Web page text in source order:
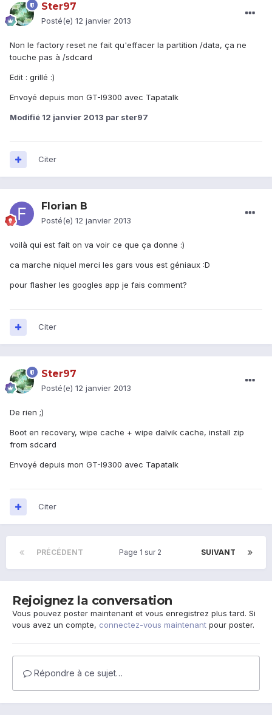
Ster97
Posté(e) 12 janvier 2013
Non le factory reset ne fait qu'effacer la partition /data, ça ne
touche pas à /sdcard
Edit : grillé :)
Envoyé depuis mon GT-I9300 avec Tapatalk
Modifié 12 janvier 2013 par ster97
Citer
Florian B
Posté(e) 12 janvier 2013
voilà qui est fait on va voir ce que ça donne :)
ca marche niquel merci les gars vous est géniaux :D
pour flasher les googles app je fais comment?
Citer
Ster97
Posté(e) 12 janvier 2013
De rien ;)
Boot en recovery, wipe cache + wipe dalvik cache, install zip
from sdcard
Envoyé depuis mon GT-I9300 avec Tapatalk
Citer
PRÉCÉDENT SUIVANT
Page 1 sur 2
Rejoignez la conversation
Vous pouvez poster maintenant et vous enregistrez plus tard. Si
vous avez un compte, connectez-vous maintenant pour poster.
Répondre à ce sujet…